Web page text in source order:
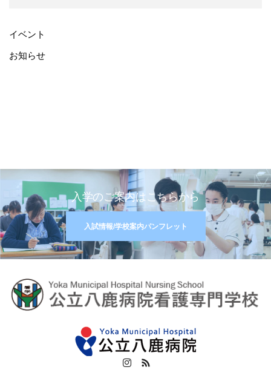
イベント
お知らせ
入学のご案内はこちらから
入試情報/学校案内パンフレット
Instagram